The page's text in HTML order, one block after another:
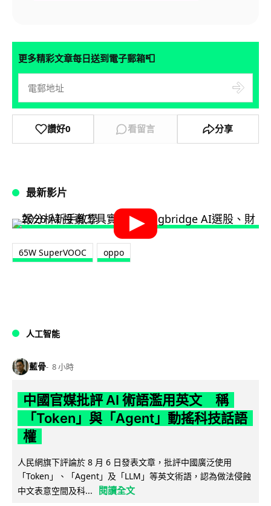
更多精彩文章每日送到電子郵箱📮
讚好0 看留言 分享
最新影片
65W SuperVOOC oppo
人工智能
藍骨 8 小時
中國官媒批評 AI 術語濫用英文 稱
「Token」與「Agent」動搖科技話語
權
人民網旗下評論於 8 月 6 日發表文章，批評中國廣泛使用
「Token」、「Agent」及「LLM」等英文術語，認為做法侵蝕
中文表意空間及科...
閱讀全文